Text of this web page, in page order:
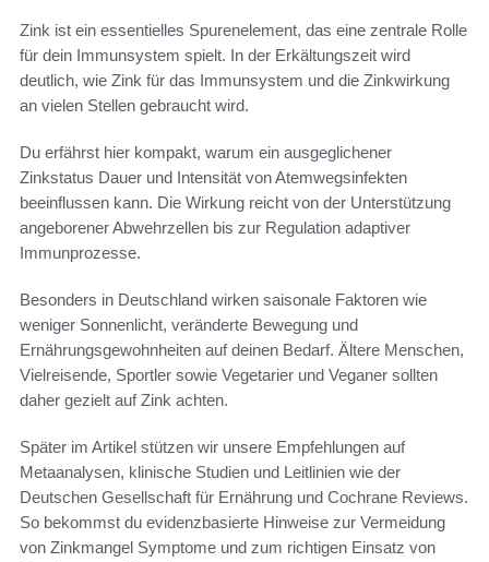
Zink ist ein essentielles Spurenelement, das eine zentrale Rolle
für dein Immunsystem spielt. In der Erkältungszeit wird
deutlich, wie Zink für das Immunsystem und die Zinkwirkung
an vielen Stellen gebraucht wird.
Du erfährst hier kompakt, warum ein ausgeglichener
Zinkstatus Dauer und Intensität von Atemwegsinfekten
beeinflussen kann. Die Wirkung reicht von der Unterstützung
angeborener Abwehrzellen bis zur Regulation adaptiver
Immunprozesse.
Besonders in Deutschland wirken saisonale Faktoren wie
weniger Sonnenlicht, veränderte Bewegung und
Ernährungsgewohnheiten auf deinen Bedarf. Ältere Menschen,
Vielreisende, Sportler sowie Vegetarier und Veganer sollten
daher gezielt auf Zink achten.
Später im Artikel stützen wir unsere Empfehlungen auf
Metaanalysen, klinische Studien und Leitlinien wie der
Deutschen Gesellschaft für Ernährung und Cochrane Reviews.
So bekommst du evidenzbasierte Hinweise zur Vermeidung
von Zinkmangel Symptome und zum richtigen Einsatz von